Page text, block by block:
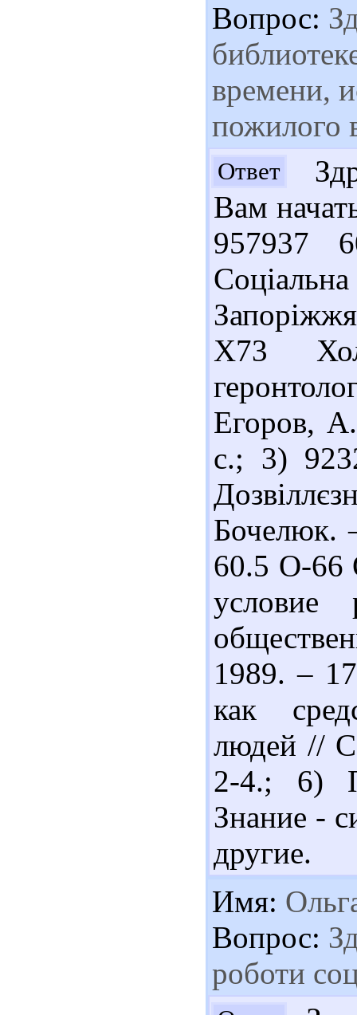
Вопрос:
времени,
пожилого
Ответ
Вам
957937
Х73
Егоров,
с.; 3)
Бочелюк.
60.5 О-66
условие
1989. –
как
людей //
2-4.; 6)
Знание -
другие.
Имя:
Вопрос:
роботи